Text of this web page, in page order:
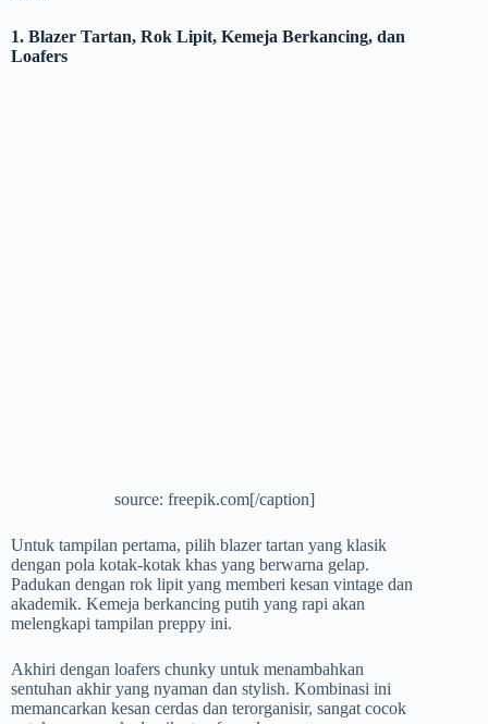
1. Blazer Tartan, Rok Lipit, Kemeja Berkancing, dan
Loafers
source: freepik.com[/caption]
Untuk tampilan pertama, pilih blazer tartan yang klasik
dengan pola kotak-kotak khas yang berwarna gelap.
Padukan dengan rok lipit yang memberi kesan vintage dan
akademik. Kemeja berkancing putih yang rapi akan
melengkapi tampilan preppy ini.
Akhiri dengan loafers chunky untuk menambahkan
sentuhan akhir yang nyaman dan stylish. Kombinasi ini
memancarkan kesan cerdas dan terorganisir, sangat cocok